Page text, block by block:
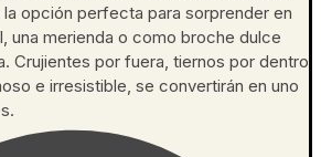
opción perfecta para sorprender en
una merienda o como broche dulce
Crujientes por fuera, tiernos por dentro
e irresistible, se convertirán en uno